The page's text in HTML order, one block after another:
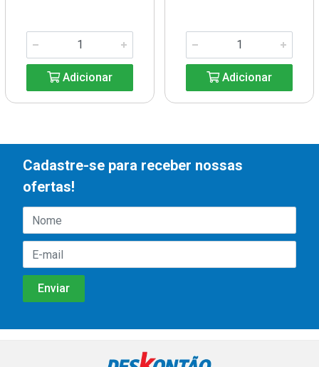
Adicionar Adicionar
Cadastre-se para receber nossas
ofertas!